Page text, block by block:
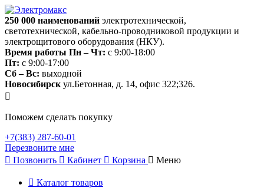
250 000 наименований электротехнической,
светотехнической, кабельно-проводниковой продукции и
электрощитового оборудования (НКУ).
Время работы Пн – Чт: с 9:00-18:00
Пт: с 9:00-17:00
Сб – Вс: выходной
Новосибирск ул.Бетонная, д. 14, офис 322;326.
Поможем сделать покупку
+7(383) 287-60-01
Перезвоните мне
Позвонить
Кабинет Корзина Меню
Каталог товаров